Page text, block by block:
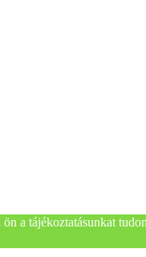
a tájékoztatásunkat